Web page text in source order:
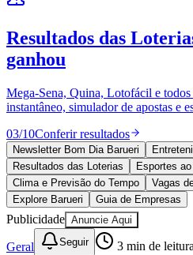
Anuncie no Portal
Cadastrar Empresa
Divulgar Vagas
Política
Esportes
Saúde
Segurança
Cultura
Meio Ambiente
Obras
Educação
Bairros de Barueri
Resultados das
ganhou
Mega-Sena, Quina, Lotofácil e
instantâneo, simulador de apostas e
03/10Conferir resultados
Newsletter Bom Dia Barueri
Resultados das Loterias
Esportes
Clima e Previsão do Tempo
Vagas
Explore Barueri
Guia de Empresas
Publicidade Anuncie Aqui
Geral Seguir 3 min de leitura